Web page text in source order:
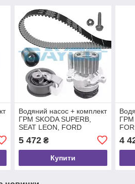
Водяний насос + комплект
ГРМ SKODA SUPERB,
SEAT LEON, FORD
(KTBWP3423)
5 472₴
Купити
ГРМ
4